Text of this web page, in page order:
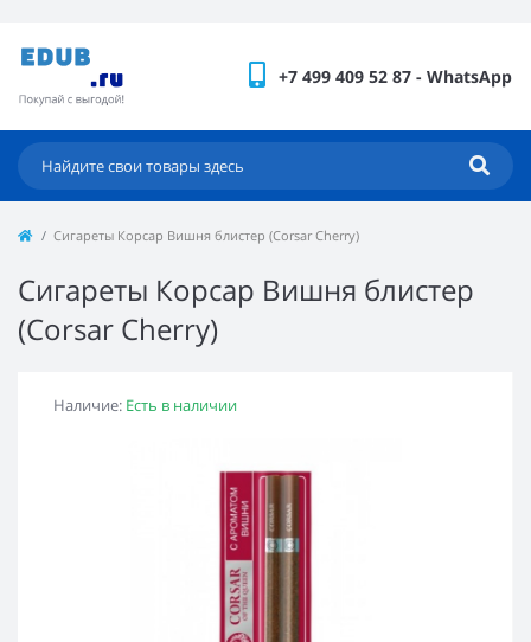
+7 499 409 52 87 - WhatsApp
Сигареты Корсар Вишня блистер (Corsar Cherry)
Сигареты Корсар Вишня блистер
(Corsar Cherry)
Наличие: Есть в наличии